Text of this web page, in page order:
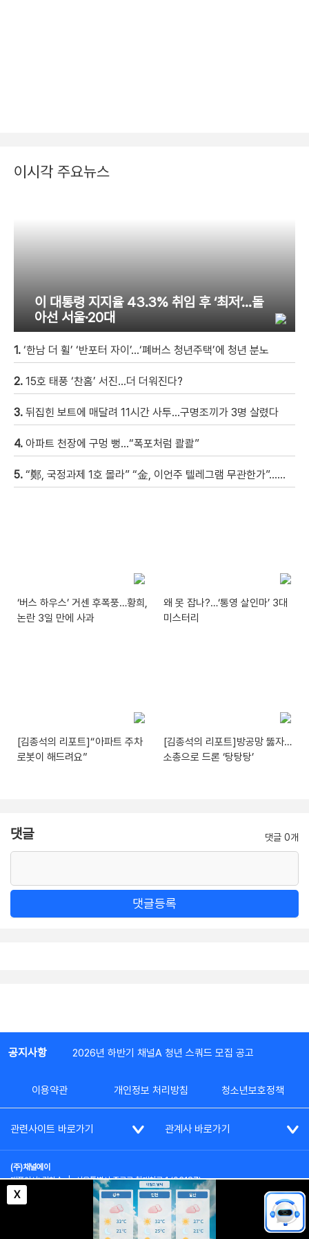
이시각 주요뉴스
이 대통령 지지율 43.3% 취임 후 ‘최저’…돌
아선 서울·20대
1. ‘한남 더 휠’ ‘반포터 자이’…‘폐버스 청년주택’에 청년 분노
2. 15호 태풍 ‘찬홈’ 서진…더 더워진다?
3. 뒤집힌 보트에 매달려 11시간 사투…구명조끼가 3명 살렸다
4. 아파트 천장에 구멍 뻥…“폭포처럼 콸콸”
5. “鄭, 국정과제 1호 몰라” “金, 이언주 텔레그램 무관한가”…與 주자 3인, 정면충돌
‘버스 하우스’ 거센 후폭풍…황희,
논란 3일 만에 사과
왜 못 잡나?…‘통영 살인마’ 3대
미스터리
[김종석의 리포트]“아파트 주차
로봇이 해드려요”
[김종석의 리포트]방공망 뚫자…
소총으로 드론 ‘탕탕탕’
댓글 댓글 0개
댓글등록
X
공지사항 2026년 하반기 채널A 청년 스쿼드 모집 공고
이용약관 개인정보 처리방침 청소년보호정책
관련사이트 바로가기 관계사 바로가기
(주)채널에이
대표이사: 김차수 | 서울특별시 종로구 청계천로 1 (03187)
부가통신사업신고: 022357호 | 사업자등록번호: 101-86-62787
대표전화: (02)2020-3114
시청자상담실: (02)2020-3100
통신판매업신고: 제2012-서울종로-0195호
COPYRIGHT(c) SINCE 2023,CHANNEL A ALL RIGHTS RESERVED.